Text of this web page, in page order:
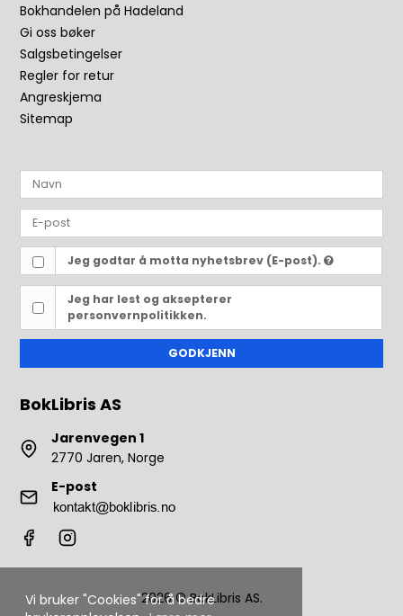
Vi bruker "Cookies" for å bedre
Bokhandelen på Hadeland
Gi oss bøker
Salgsbetingelser
Regler for retur
Angreskjema
Sitemap
Jeg godtar å motta nyhetsbrev (E-post).
Jeg har lest og aksepterer
personvernpolitikken.
GODKJENN
BokLibris AS
Jarenvegen 1
2770 Jaren, Norge
E-post
2026 © BokLibris AS.